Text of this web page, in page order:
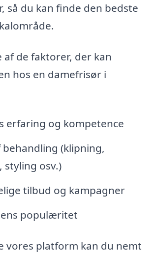
så du kan finde den bedste
af de faktorer, der kan
hos en damefrisør i
erfaring og kompetence
behandling (klipning,
styling osv.)
tilbud og kampagner
populæritet
vores platform kan du nemt